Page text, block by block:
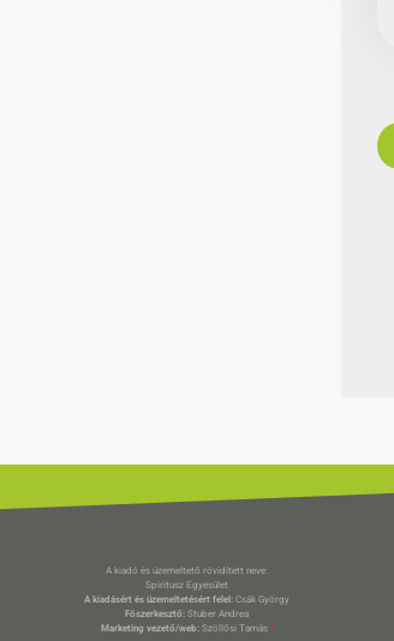
A kiadó és üzemeltető rövidített neve:
Spiritusz Egyesület
A kiadásért és üzemeltetésért felel: Csák György
Főszerkesztő: Stuber Andrea
Marketing vezető/web:Szöllősi Tamás *